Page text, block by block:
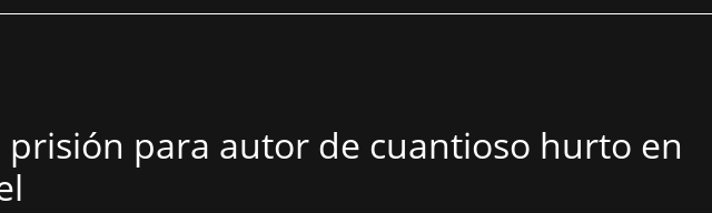
prisión para autor de cuantioso hurto en